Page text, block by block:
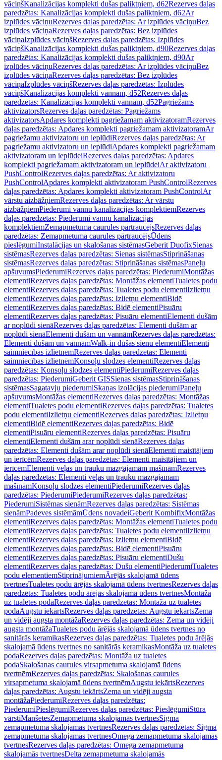
vāciņšKanalizācijas komplekti dušas paliktņiem, d62Rezerves daļas
paredzētas: Kanalizācijas komplekti dušas paliktņiem, d62Ar
izplūdes vāciņuRezerves daļas paredzētas: Ar izplūdes vāciņuBez
izplūdes vāciņaRezerves daļas paredzētas: Bez izplūdes
vāciņaIzplūdes vāciņšRezerves daļas paredzētas: Izplūdes
vāciņšKanalizācijas komplekti dušas paliktņiem, d90Rezerves daļas
paredzētas: Kanalizācijas komplekti dušas paliktņiem, d90Ar
izplūdes vāciņuRezerves daļas paredzētas: Ar izplūdes vāciņuBez
izplūdes vāciņaRezerves daļas paredzētas: Bez izplūdes
vāciņaIzplūdes vāciņšRezerves daļas paredzētas: Izplūdes
vāciņšKanalizācijas komplekti vannām, d52Rezerves daļas
paredzētas: Kanalizācijas komplekti vannām, d52Pagriežams
aktivizatorsRezerves daļas paredzētas: Pagriežams
aktivizatorsApdares komplekti pagriežamam aktivizatoramRezerves
daļas paredzētas: Apdares komplekti pagriežamam aktivizatoramAr
pagriežamu aktivizatoru un ieplūdiRezerves daļas paredzētas: Ar
pagriežamu aktivizatoru un ieplūdiApdares komplekti pagriežamam
aktivizatoram un ieplūdeiRezerves daļas paredzētas: Apdares
komplekti pagriežamam aktivizatoram un ieplūdeiAr aktivizatoru
PushControlRezerves daļas paredzētas: Ar aktivizatoru
PushControlApdares komplekti aktivizatoram PushControlRezerves
daļas paredzētas: Apdares komplekti aktivizatoram PushControlAr
vārstu aizbāžņiemRezerves daļas paredzētas: Ar vārstu
aizbāžņiemPiederumi vannu kanalizācijas komplektiemRezerves
daļas paredzētas: Piederumi vannu kanalizācijas
komplektiemZemapmetuma caurules pārtraucējsRezerves daļas
paredzētas: Zemapmetuma caurules pārtraucējsŪdens
pieslēgumiInstalācijas un skalošanas sistēmasGeberit DuofixSienas
sistēmasRezerves daļas paredzētas: Sienas sistēmasStiprināšanas
sistēmasRezerves daļas paredzētas: Stiprināšanas sistēmasPaneļu
apšuvumsPiederumiRezerves daļas paredzētas: PiederumiMontāžas
elementiRezerves daļas paredzētas: Montāžas elementiTualetes podu
elementiRezerves daļas paredzētas: Tualetes podu elementiIzlietņu
elementiRezerves daļas paredzētas: Izlietņu elementiBidē
elementiRezerves daļas paredzētas: Bidē elementiPisuāru
elementiRezerves daļas paredzētas: Pisuāru elementiElementi dušām
ar noplūdi sienāRezerves daļas paredzētas: Elementi dušām ar
noplūdi sienāElementi dušām un vannāmRezerves daļas paredzētas:
Elementi dušām un vannāmWalk-in dušas sienu elementiElementi
saimniecības izlietnēmRezerves daļas paredzētas: Elementi
saimniecības izlietnēmKonsoļu slodzes elementiRezerves daļas
paredzētas: Konsoļu slodzes elementiPiederumiRezerves daļas
paredzētas: PiederumiGeberit GISSienas sistēmasStiprināšanas
sistēmasSagatavju piederumiSkaņas izolācijas piederumiPaneļu
apšuvumsMontāžas elementiRezerves daļas paredzētas: Montāžas
elementiTualetes podu elementiRezerves daļas paredzētas: Tualetes
podu elementiIzlietņu elementiRezerves daļas paredzētas: Izlietņu
elementiBidē elementiRezerves daļas paredzētas: Bidē
elementiPisuāru elementiRezerves daļas paredzētas: Pisuāru
elementiElementi dušām arar noplūdi sienāRezerves daļas
paredzētas: Elementi dušām arar noplūdi sienāElementi maisītājiem
un ierīcēmRezerves daļas paredzētas: Elementi maisītājiem un
ierīcēmElementi veļas un trauku mazgājamām mašīnāmRezerves
daļas paredzētas: Elementi veļas un trauku mazgājamām
mašīnāmKonsoļu slodzes elementiPiederumiRezerves daļas
paredzētas: PiederumiPiederumiRezerves daļas paredzētas:
PiederumiSistēmas sienāmRezerves daļas paredzētas: Sistēmas
sienāmPadeves sistēmāmŪdens novadeiGeberit KombifixMontāžas
elementiRezerves daļas paredzētas: Montāžas elementiTualetes podu
elementiRezerves daļas paredzētas: Tualetes podu elementiIzlietņu
elementiRezerves daļas paredzētas: Izlietņu elementiBidē
elementiRezerves daļas paredzētas: Bidē elementiPisuāru
elementiRezerves daļas paredzētas: Pisuāru elementiDušu
elementiRezerves daļas paredzētas: Dušu elementiPiederumiTualetes
podu elementiemStiprinājumiemĀrējās skalojamā ūdens
tvertnesTualetes podu ārējās skalojamā ūdens tvertnesRezerves daļas
paredzētas: Tualetes podu ārējās skalojamā ūdens tvertnesMontāža
uz tualetes podaRezerves daļas paredzētas: Montāža uz tualetes
podaAugstu iekārtsRezerves daļas paredzētas: Augstu iekārtsZema
un vidēji augsta montāžaRezerves daļas paredzētas: Zema un vidēji
augsta montāžaTualetes podu ārējās skalojamā ūdens tvertnes no
sanitārās keramikasRezerves daļas paredzētas: Tualetes podu ārējās
skalojamā ūdens tvertnes no sanitārās keramikasMontāža uz tualetes
podaRezerves daļas paredzētas: Montāža uz tualetes
podaSkalošanas caurules virsapmetuma skalojamā ūdens
tvertnēmRezerves daļas paredzētas: Skalošanas caurules
virsapmetuma skalojamā ūdens tvertnēmAugstu iekārtsRezerves
daļas paredzētas: Augstu iekārtsZema un vidēji augsta
montāžaPiederumiRezerves daļas paredzētas:
PiederumiPieslēgumiRezerves daļas paredzētas: PieslēgumiStūra
vārstiManšetesZemapmetuma skalojamās tvertnesSigma
zemapmetuma skalojamās tvertnesRezerves daļas paredzētas: Sigma
zemapmetuma skalojamās tvertnesOmega zemapmetuma skalojamās
tvertnesRezerves daļas paredzētas: Omega zemapmetuma
skalojamās tvertnesDelta zemapmetuma skalojamās